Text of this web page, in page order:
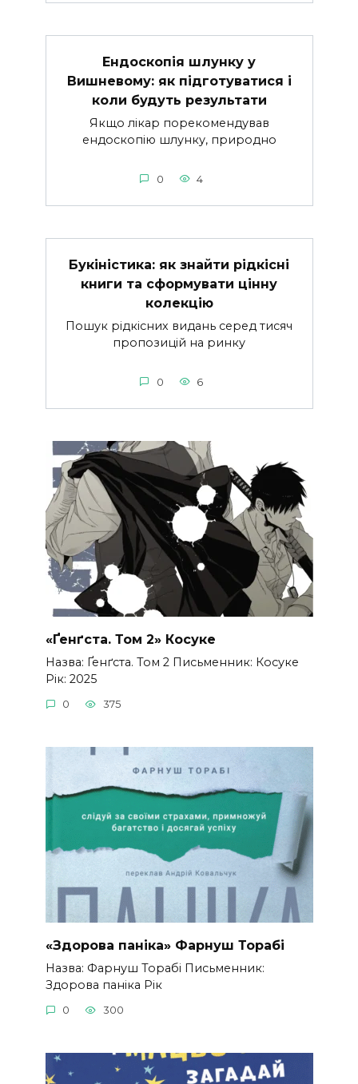
Ендоскопія шлунку у
Вишневому: як підготуватися і
коли будуть результати
Якщо лікар порекомендував
ендоскопію шлунку, природно
0 4
Букіністика: як знайти рідкісні
книги та сформувати цінну
колекцію
Пошук рідкісних видань серед тисяч
пропозицій на ринку
0 6
«Ґенґста. Том 2» Косуке
Назва: Ґенґста. Том 2 Письменник: Косуке
Рік: 2025
0 375
«Здорова паніка» Фарнуш Торабі
Назва: Фарнуш Торабі Письменник:
Здорова паніка Рік
0 300